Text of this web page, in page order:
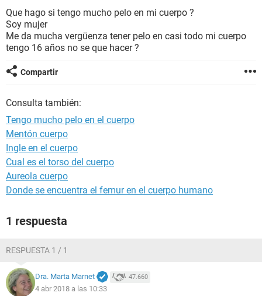
BIENESTAR
SEXUALIDAD
GLOSARIO
Que hago si tengo mucho pelo en mi cuerpo ?
Soy mujer
Me da mucha vergüenza tener pelo en casi todo mi cuerpo
tengo 16 años no se que hacer ?
Compartir
Consulta también:
Tengo mucho pelo en el cuerpo
Mentón cuerpo
Ingle en el cuerpo
Cual es el torso del cuerpo
Aureola cuerpo
Donde se encuentra el femur en el cuerpo humano
1 respuesta
RESPUESTA 1 / 1
Dra. Marta Marnet 47.660
4 abr 2018 a las 10:33